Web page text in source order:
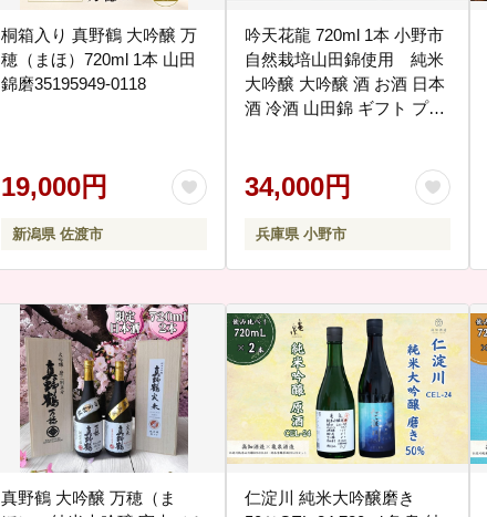
桐箱入り 真野鶴 大吟醸 万
穂（まほ）720ml 1本 山田
錦磨35195949-0118
19,000円
新潟県 佐渡市
吟天花龍 720ml 1本 小野市
自然栽培山田錦使用 純米
大吟醸 大吟醸 酒 お酒 日本
酒 冷酒 山田錦 ギフト プレ
34,000円
兵庫県 小野市
真野鶴 大吟醸 万穂（ま
仁淀川 純米大吟醸磨き